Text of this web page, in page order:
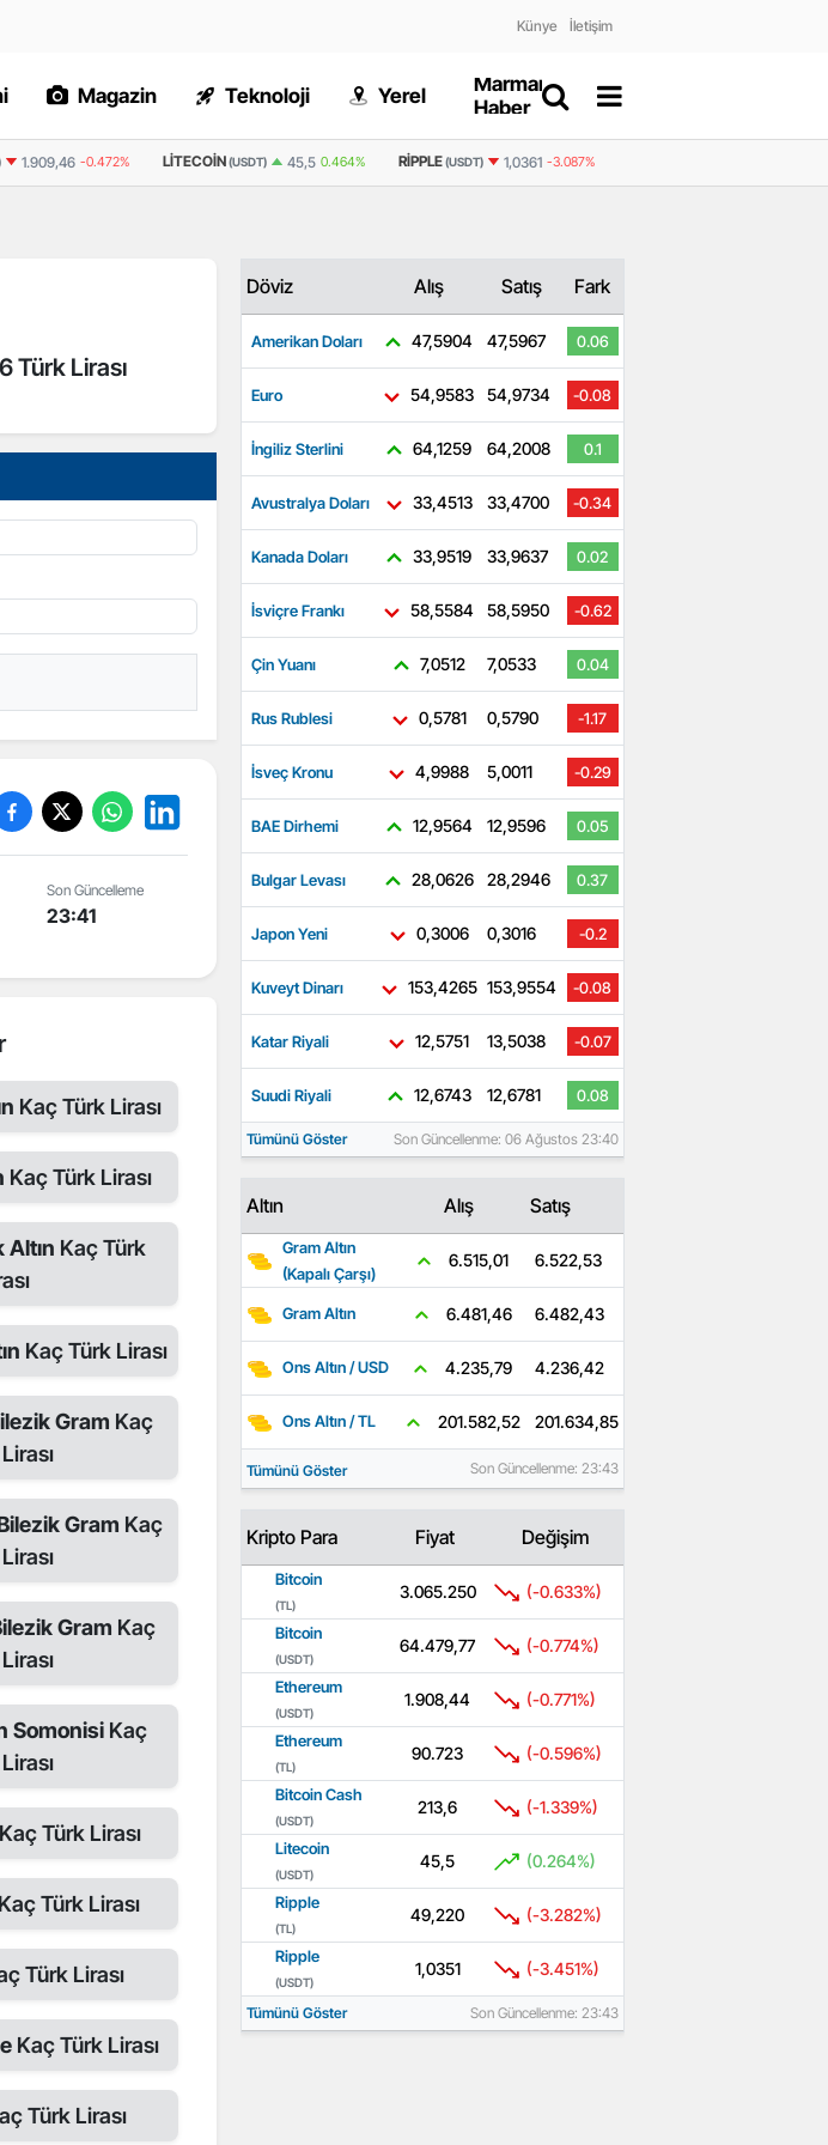
Künye İletişim
Magazin Teknoloji Yerel
Marmaris
Haber
1.909,46 -0.472% LITECOIN(USDT) 45,5 0.464% RIPPLE(USDT) 1,0361 -3.087%
Türk Lirası
Son Güncelleme
23:41
Kaç Türk Lirası
Kaç Türk Lirası
Altın Kaç Türk
Kaç Türk Lirası
Gram Kaç
Gram Kaç
Gram Kaç
SomonisiKaç
Kaç Türk Lirası
Kaç Türk Lirası
Türk Lirası
Kaç Türk Lirası
Türk Lirası
Döviz Alış Satış Fark
Amerikan Doları 47,5904 47,5967 0.06
Euro 54,9583 54,9734 -0.08
İngiliz Sterlini 64,1259 64,2008 0.1
Avustralya Doları 33,4513 33,4700 -0.34
Kanada Doları 33,9519 33,9637 0.02
İsviçre Frankı 58,5584 58,5950 -0.62
Çin Yuanı 7,0512 7,0533 0.04
Rus Rublesi 0,5781 0,5790 -1.17
İsveç Kronu 4,9988 5,0011 -0.29
BAE Dirhemi 12,9564 12,9596 0.05
Bulgar Levası 28,0626 28,2946 0.37
Japon Yeni 0,3006 0,3016 -0.2
Kuveyt Dinarı 153,4265 153,9554 -0.08
Katar Riyali 12,5751 13,5038 -0.07
Suudi Riyali 12,6743 12,6781 0.08
Tümünü Göster Son Güncellenme: 06 Ağustos 23:40
Altın Alış Satış
Gram Altın
(Kapalı Çarşı)
6.515,01 6.522,53
Gram Altın 6.481,46 6.482,43
Ons Altın / USD 4.235,79 4.236,42
Ons Altın / TL 201.582,52 201.634,85
Tümünü Göster Son Güncellenme: 23:43
Kripto Para Fiyat Değişim
Bitcoin
(TL)
3.065.250 (-0.633%)
Bitcoin
(USDT)
64.479,77 (-0.774%)
Ethereum
(USDT)
1.908,44 (-0.771%)
Ethereum
(TL)
90.723 (-0.596%)
Bitcoin Cash
(USDT)
213,6 (-1.339%)
Litecoin
(USDT)
45,5 (0.264%)
Ripple
(TL)
49,220 (-3.282%)
Ripple
(USDT)
1,0351 (-3.451%)
Tümünü Göster Son Güncellenme: 23:43